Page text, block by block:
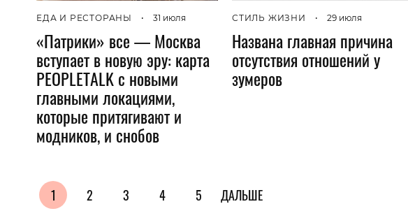
ЕДА И РЕСТОРАНЫ • 31 июля
«Патрики» все — Москва
вступает в новую эру: карта
PEOPLETALK c новыми
главными локациями,
которые притягивают и
модников, и снобов
СТИЛЬ ЖИЗНИ • 29 июля
Названа главная причина
отсутствия отношений у
зумеров
1 2 3 4 5 ДАЛЬШЕ